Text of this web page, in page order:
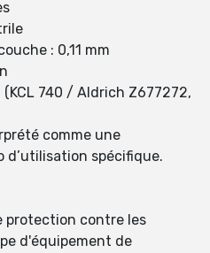
: 0,11 mm
740 / Aldrich Z677272,
comme une
d’utilisation spécifique.
protection contre les
d'équipement de